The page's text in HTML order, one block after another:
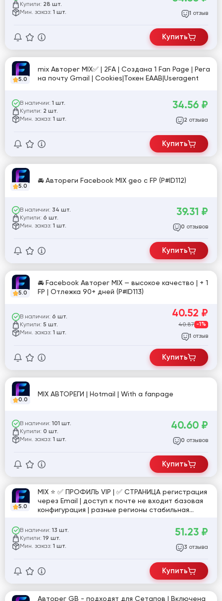
Купили: 28 шт.
Мин. заказ: 1 шт. 1 отзыв
Купить
5.0
mix Авторег MIX✅ | 2FA | Создана 1 Fan Page | Рега
на почту Gmail | Cookies|Токен EAAB|Useragent
В наличии: 1 шт.
Купили: 2 шт.
Мин. заказ: 1 шт.
34.56 ₽
2 отзыва
Купить
5.0
🚘 Автореги Facebook MIX geo с FP (P#ID112)
В наличии: 34 шт.
Купили: 6 шт.
Мин. заказ: 1 шт.
39.31 ₽
0 отзывов
Купить
5.0
🚘 Facebook Авторег MIX — высокое качество | + 1
FP | Отлежка 90+ дней (P#ID113)
В наличии: 6 шт.
Купили: 5 шт.
Мин. заказ: 1 шт.
40.52 ₽
40.87 -1%
1 отзыв
Купить
0.0
MIX АВТОРЕГИ | Hotmail | With a fanpage
В наличии: 101 шт.
Купили: 0 шт.
Мин. заказ: 1 шт.
40.60 ₽
0 отзывов
Купить
5.0
MIX ⭐️ ✅ ПРОФИЛЬ VIP | ✅ СТРАНИЦА регистрация
через Email | доступ к почте не входит базовая
конфигурация | разные регионы стабильная
В наличии: 13 шт.
Купили: 19 шт.
Мин. заказ: 1 шт.
51.23 ₽
3 отзыва
Купить
Авторег GB - подходят для Сетапов | Включена